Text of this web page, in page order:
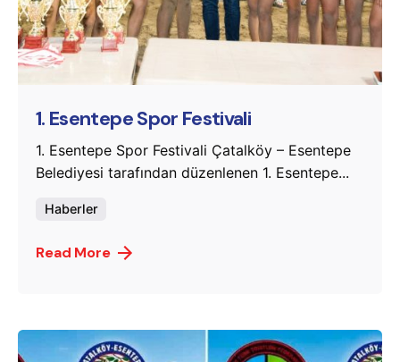
Posted by
murat.sozuak
1. Esentepe Spor Festivali
1. Esentepe Spor Festivali Çatalköy – Esentepe
Belediyesi tarafından düzenlenen 1. Esentepe...
Haberler
Read More